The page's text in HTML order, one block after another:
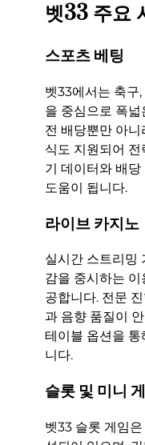
벳33 주요
스포츠 베팅
벳33에서는 축구
을 중심으로 폭
전 배당뿐만 아
식도 지원되어
기 데이터와 배
도움이 됩니다.
라이브 카지노
실시간 스트리밍
감을 중시하는 이
공합니다. 전문
과 음향 품질이
테이블 옵션을
니다.
슬롯 및 미니
벳33 슬롯 게임